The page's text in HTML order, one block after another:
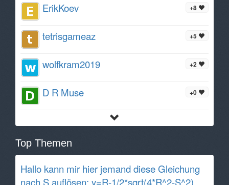
+8
ErikKoev
+5
tetrisgameaz
+2
wolfkram2019
+0
D R Muse
Top Themen
Hallo kann mir hier jemand diese Gleichung
nach S auflösen: y=R-1/2*sqrt(4*R^2-S^2)